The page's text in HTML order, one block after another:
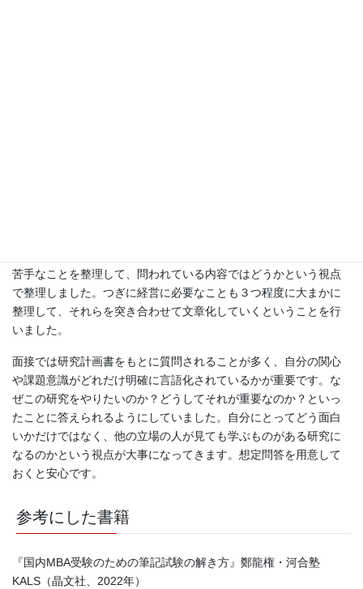
苦手なことを整理して、問われている内容ではどうかという視点
で整理しました。つぎに経営に必要なことも３つ程度に大まかに
整理して、それらを突き合わせて文章化していくということを行
いました。
面接では研究計画書をもとに質問されることが多く、自分の関心
や課題意識がどれだけ明確に言語化されているかが重要です。な
ぜこの研究をやりたいのか？どうしてそれが重要なのか？といっ
たことに答えられるようにしていました。自分にとってどう面白
いかだけではなく、他の立場の人が見ても学ぶものがある研究に
なるのかという視点が大事になってきます。想定問答を用意して
おくと安心です。
参考にした書籍
『国内MBA受験のための筆記試験の解き方』鄭龍権・河合塾
KALS（晶文社、2022年）